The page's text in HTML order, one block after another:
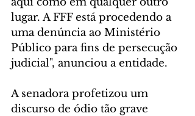
lugar. A FFF está procedendo a
uma denúncia ao Ministério
Público para fins de persecução
judicial", anunciou a entidade.
A senadora profetizou um
discurso de ódio tão grave